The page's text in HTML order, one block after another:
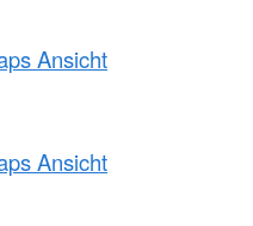
Ansicht
Ansicht